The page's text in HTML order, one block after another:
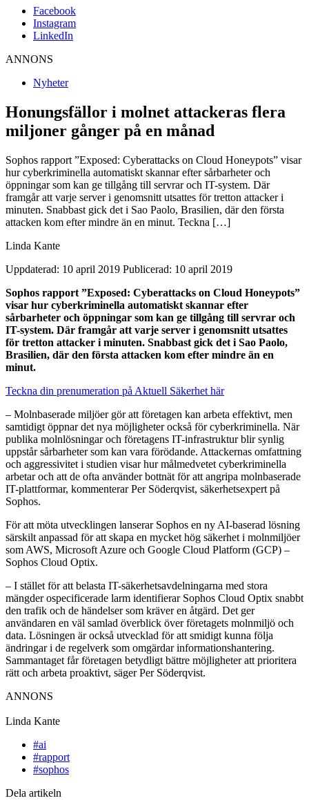
Facebook
Instagram
LinkedIn
ANNONS
Nyheter
Honungsfällor i molnet attackeras flera
miljoner gånger på en månad
Sophos rapport ”Exposed: Cyberattacks on Cloud Honeypots” visar
hur cyberkriminella automatiskt skannar efter sårbarheter och
öppningar som kan ge tillgång till servrar och IT-system. Där
framgår att varje server i genomsnitt utsattes för tretton attacker i
minuten. Snabbast gick det i Sao Paolo, Brasilien, där den första
attacken kom efter mindre än en minut. Teckna […]
Linda Kante
Uppdaterad: 10 april 2019 Publicerad: 10 april 2019
Sophos rapport ”Exposed: Cyberattacks on Cloud Honeypots”
visar hur cyberkriminella automatiskt skannar efter
sårbarheter och öppningar som kan ge tillgång till servrar och
IT-system. Där framgår att varje server i genomsnitt utsattes
för tretton attacker i minuten. Snabbast gick det i Sao Paolo,
Brasilien, där den första attacken kom efter mindre än en
minut.
Teckna din prenumeration på Aktuell Säkerhet här
– Molnbaserade miljöer gör att företagen kan arbeta effektivt, men
samtidigt öppnar det nya möjligheter också för cyberkriminella. När
publika molnlösningar och företagens IT-infrastruktur blir synlig
uppstår sårbarheter som kan vara förödande. Attackernas omfattning
och aggressivitet i studien visar hur målmedvetet cyberkriminella
arbetar och att de ofta använder bottnät för att angripa molnbaserade
IT-plattformar, kommenterar Per Söderqvist, säkerhetsexpert på
Sophos.
För att möta utvecklingen lanserar Sophos en ny AI-baserad lösning
särskilt anpassad för att skapa en mycket hög säkerhet i molnmiljöer
som AWS, Microsoft Azure och Google Cloud Platform (GCP) –
Sophos Cloud Optix.
– I stället för att belasta IT-säkerhetsavdelningarna med stora
mängder ospecificerade larm identifierar Sophos Cloud Optix snabbt
den trafik och de händelser som kräver en åtgärd. Det ger
användaren en väl samlad överblick över företagets molnmiljö och
data. Lösningen är också utvecklad för att smidigt kunna följa
ändringar i de regelverk som omgärdar informationshantering.
Sammantaget får företagen betydligt bättre möjligheter att prioritera
rätt och arbeta proaktivt, säger Per Söderqvist.
ANNONS
Linda Kante
#ai
#rapport
#sophos
Dela artikeln